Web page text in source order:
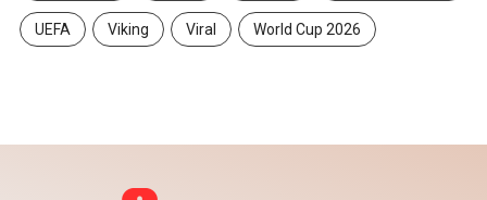
UEFA Viking Viral World Cup 2026